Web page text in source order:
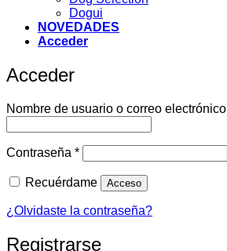
Dogui
NOVEDADES
Acceder
Acceder
Nombre de usuario o correo electrónico
Contraseña *Obligatorio
Recuérdame Acceso
¿Olvidaste la contraseña?
Registrarse